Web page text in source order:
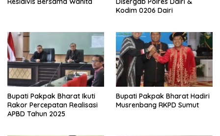
Kodim 0206 Dairi
Bupati Pakpak Bharat Ikuti
Rakor Percepatan Realisasi
APBD Tahun 2025
Bupati Pakpak Bharat Hadiri
Musrenbang RKPD Sumut